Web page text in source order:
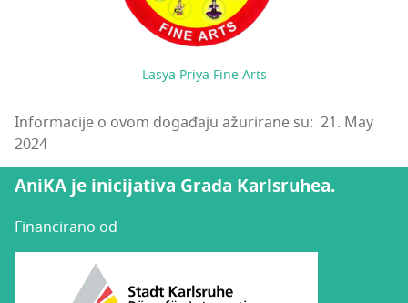
Lasya Priya Fine Arts
Informacije o ovom događaju ažurirane su: 21. May
2024
AniKA je inicijativa Grada Karlsruhea.
Financirano od